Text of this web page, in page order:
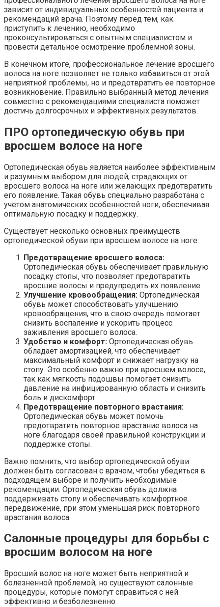
зависит от индивидуальных особенностей пациента и
рекомендаций врача. Поэтому перед тем, как
приступить к лечению, необходимо
проконсультироваться с опытным специалистом и
провести детальное осмотрение проблемной зоны.
В конечном итоге, профессиональное лечение вросшего
волоса на ноге позволяет не только избавиться от этой
неприятной проблемы, но и предотвратить ее повторное
возникновение. Правильно выбранный метод лечения
совместно с рекомендациями специалиста поможет
достичь долгосрочных и эффективных результатов.
ПРО ортопедическую обувь при
вросшем волосе на ноге
Ортопедическая обувь является наиболее эффективным
и разумным выбором для людей, страдающих от
вросшего волоса на ноге или желающих предотвратить
его появление. Такая обувь специально разработана с
учетом анатомических особенностей ноги, обеспечивая
оптимальную посадку и поддержку.
Существует несколько основных преимуществ
ортопедической обуви при вросшем волосе на ноге:
Предотвращение вросшего волоса:
Ортопедическая обувь обеспечивает правильную
посадку стопы, что позволяет предотвратить
вросшие волосы и предупредить их появление.
Улучшение кровообращения: Ортопедическая
обувь может способствовать улучшению
кровообращения, что в свою очередь помогает
снизить воспаление и ускорить процесс
заживления вросшего волоса.
Удобство и комфорт: Ортопедическая обувь
обладает амортизацией, что обеспечивает
максимальный комфорт и снижает нагрузку на
стопу. Это особенно важно при вросшем волосе,
так как мягкость подошвы помогает снизить
давление на инфицированную область и снизить
боль и дискомфорт.
Предотвращение повторного врастания:
Ортопедическая обувь может помочь
предотвратить повторное врастание волоса на
ноге благодаря своей правильной конструкции и
поддержке стопы.
Важно помнить, что выбор ортопедической обуви
должен быть согласован с врачом, чтобы убедиться в
подходящем выборе и получить необходимые
рекомендации. Ортопедическая обувь должна
поддерживать стопу и обеспечивать комфортное
передвижение, при этом уменьшая риск повторного
врастания волоса.
Салонные процедуры для борьбы с
вросшим волосом на ноге
Вросший волос на ноге может быть неприятной и
болезненной проблемой, но существуют салонные
процедуры, которые помогут справиться с ней
эффективно и безболезненно.